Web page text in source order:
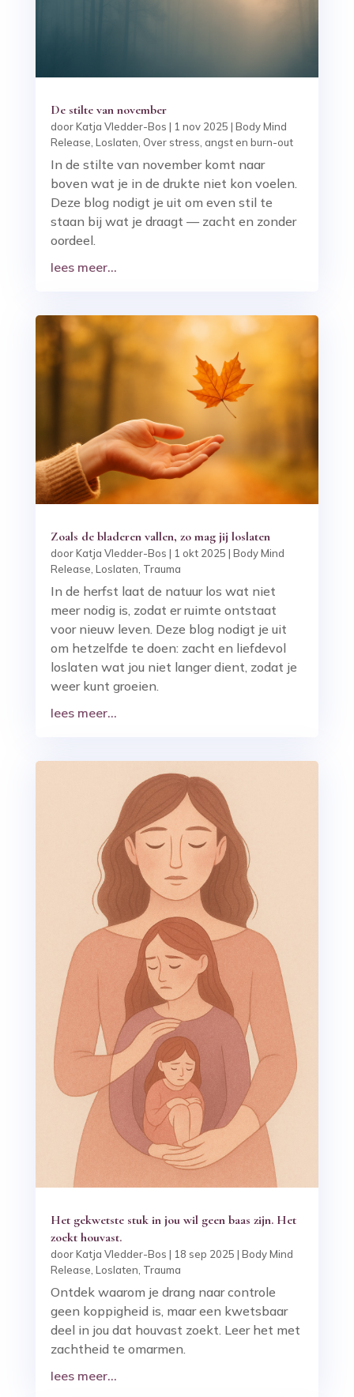
De stilte van november
doorKatja Vledder-Bos | 1 nov 2025 | Body Mind
Release Loslaten Over stress, angst en burn-out
In de stilte van november komt naar
boven wat je in de drukte niet kon voelen.
Deze blog nodigt je uit om even stil te
staan bij wat je draagt — zacht en zonder
oordeel.
lees meer...
Zoals de bladeren vallen, zo mag jij loslaten
doorKatja Vledder-Bos | 1 okt 2025 | Body Mind
Release, Loslaten, Trauma
In de herfst laat de natuur los wat niet
meer nodig is, zodat er ruimte ontstaat
voor nieuw leven. Deze blog nodigt je uit
om hetzelfde te doen: zacht en liefdevol
loslaten wat jou niet langer dient, zodat je
weer kunt groeien.
lees meer...
Het gekwetste stuk in jou wil geen baas zijn. Het
zoekt houvast.
doorKatja Vledder-Bos | 18 sep 2025 | Body Mind
Release Loslaten Trauma
Ontdek waarom je drang naar controle
geen koppigheid is, maar een kwetsbaar
deel in jou dat houvast zoekt. Leer het met
zachtheid te omarmen.
lees meer...